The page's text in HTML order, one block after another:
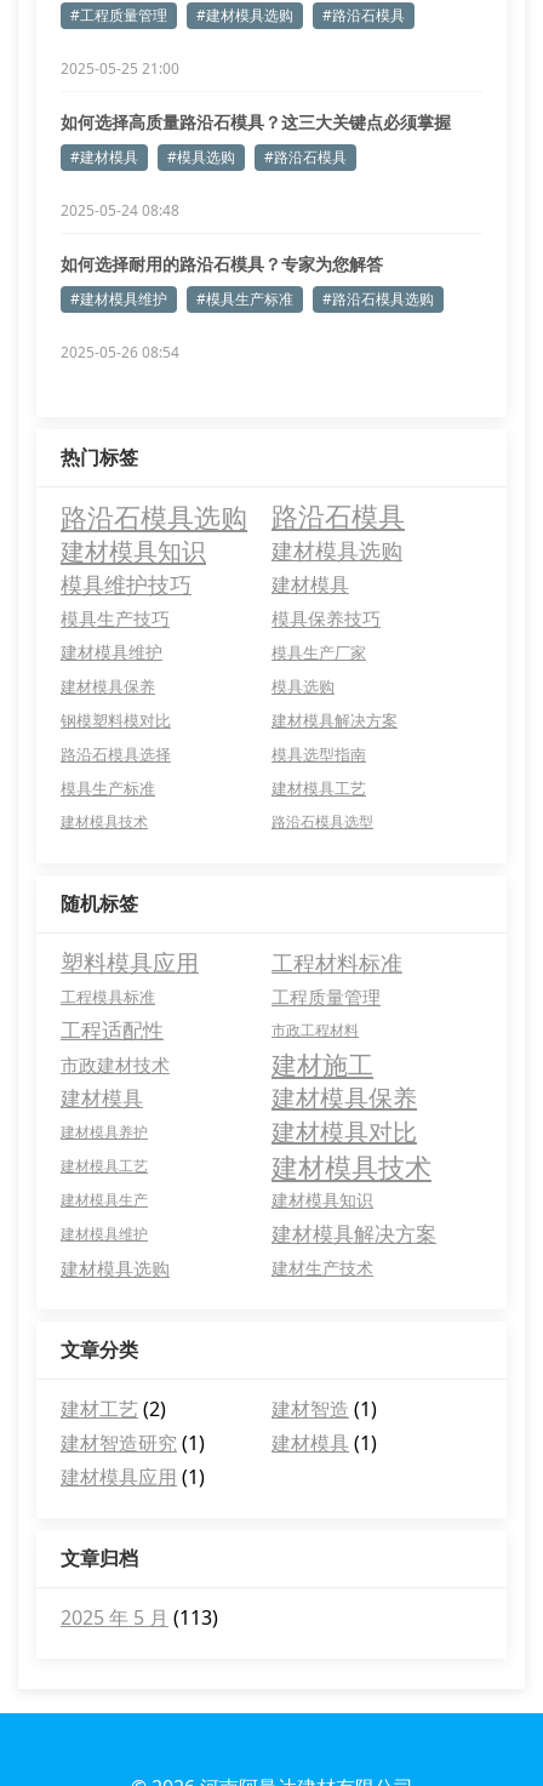
#工程质量管理 #建材模具选购 #路沿石模具
2025-05-25 21:00
如何选择高质量路沿石模具？这三大关键点必须掌握
#建材模具 #模具选购 #路沿石模具
2025-05-24 08:48
如何选择耐用的路沿石模具？专家为您解答
#建材模具维护 #模具生产标准 #路沿石模具选购
2025-05-26 08:54
热门标签
路沿石模具选购 路沿石模具
建材模具知识
建材模具选购
模具维护技巧
建材模具
模具生产技巧 模具保养技巧
建材模具维护
模具生产厂家
建材模具保养
模具选购
钢模塑料模对比
建材模具解决方案
路沿石模具选择
模具选型指南
模具生产标准
建材模具工艺
建材模具技术 路沿石模具选型
随机标签
塑料模具应用 工程材料标准
工程模具标准 工程质量管理
工程适配性 市政工程材料
市政建材技术 建材施工
建材模具 建材模具保养
建材模具养护 建材模具对比
建材模具工艺 建材模具技术
建材模具生产 建材模具知识
建材模具维护 建材模具解决方案
建材模具选购 建材生产技术
文章分类
建材工艺(2) 建材智造 (1)
建材智造研究 (1) 建材模具(1)
建材模具应用 (1)
文章归档
2025 年 5 月 (113)